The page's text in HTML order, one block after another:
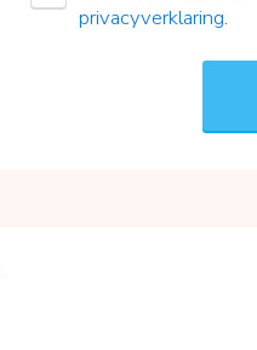
privacyverklaring.